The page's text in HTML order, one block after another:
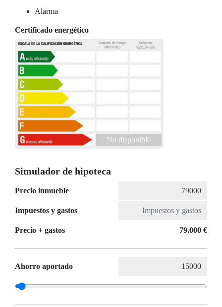
Alarma
Certificado energético
No disponible
Simulador de hipoteca
Precio inmueble
Impuestos y gastos
Precio + gastos 79.000 €
Ahorro aportado